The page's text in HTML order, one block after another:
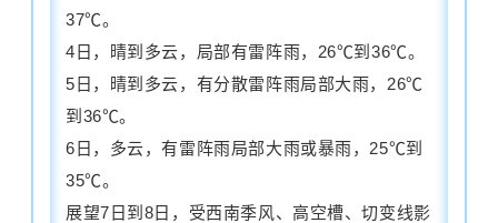
37℃。
4日，晴到多云，局部有雷阵雨，26℃到36℃。
5日，晴到多云，有分散雷阵雨局部大雨，26℃
到36℃。
6日，多云，有雷阵雨局部大雨或暴雨，25℃到
35℃。
展望7日到8日，受西南季风、高空槽、切变线影